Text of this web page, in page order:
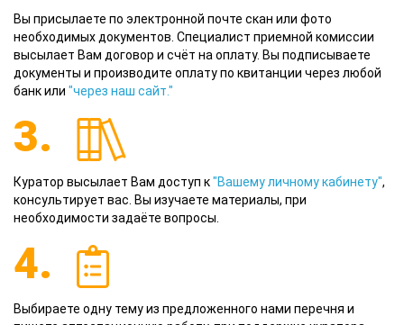
Вы присылаете по электронной почте скан или фото
необходимых документов. Специалист приемной комиссии
высылает Вам договор и счёт на оплату. Вы подписываете
документы и производите оплату по квитанции через любой
банк или "через наш сайт."
3.
Куратор высылает Вам доступ к"Вашему личному кабинету",
консультирует вас. Вы изучаете материалы, при
необходимости задаёте вопросы.
4.
Выбираете одну тему из предложенного нами перечня и